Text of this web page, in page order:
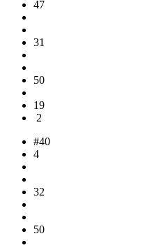
47
31
50
19
2
#40
4
32
50